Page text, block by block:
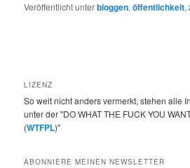
Veröffentlicht unterbloggen,öffentlichkeit,
LIZENZ
So weit nicht anders vermerkt, stehen alle
unter der "DO WHAT THE FUCK YOU
(WTFPL)"
ABONNIERE MEINEN NEWSLETTER